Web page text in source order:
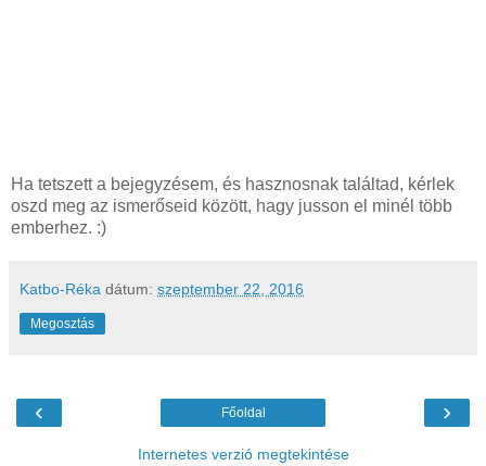
Ha tetszett a bejegyzésem, és hasznosnak találtad, kérlek
oszd meg az ismerőseid között, hagy jusson el minél több
emberhez. :)
Katbo-Réka dátum: szeptember 22, 2016
Megosztás
‹ ›
Főoldal
Internetes verzió megtekintése